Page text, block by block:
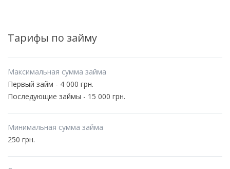
Тарифы по займу
Максимальная сумма займа
Первый займ - 4 000 грн.
Последующие займы - 15 000 грн.
Минимальная сумма займа
250 грн.